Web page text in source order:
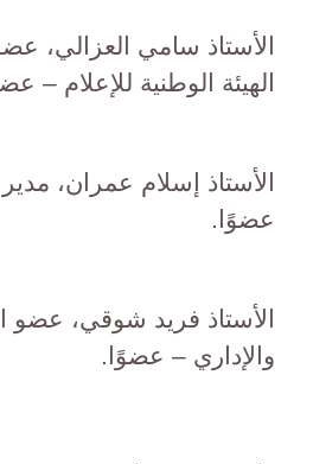
الأستاذ سامي العزالي،
الهيئة الوطنية للإعلام –
الأستاذ إسلام عمران،
عضوًا.
الأستاذ فريد شوقي، عضو
والإداري – عضوًا.